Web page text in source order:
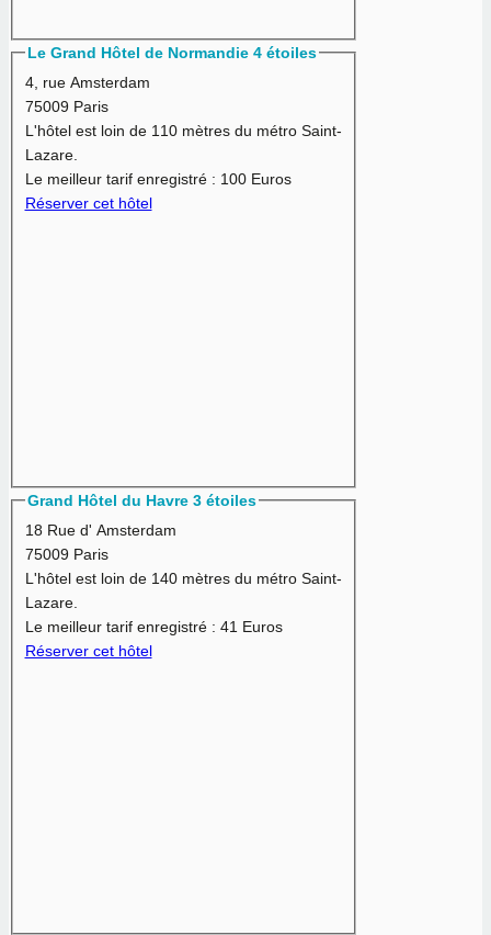
Le Grand Hôtel de Normandie 4 étoiles
4, rue Amsterdam
75009 Paris
L'hôtel est loin de 110 mètres du métro Saint-
Lazare.
Le meilleur tarif enregistré : 100 Euros
Réserver cet hôtel
Grand Hôtel du Havre 3 étoiles
18 Rue d' Amsterdam
75009 Paris
L'hôtel est loin de 140 mètres du métro Saint-
Lazare.
Le meilleur tarif enregistré : 41 Euros
Réserver cet hôtel